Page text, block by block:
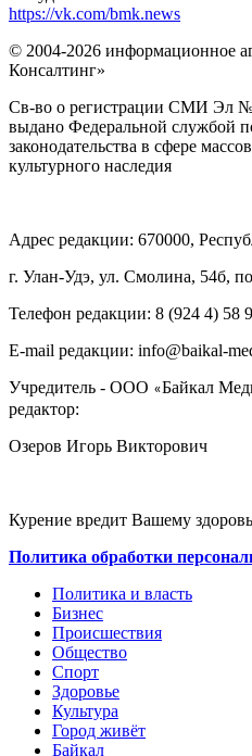
https://vk.com/bmk.news
© 2004-2026 информационное
Консалтинг»
Св-во о регистрации СМИ Эл №
выдано Федеральной службой
законодательства в сфере
культурного наследия
Адрес редакции: 670000,
г. Улан-Удэ, ул. Смолина, 54б,
Телефон редакции: ‎‎8 (924 4) 58
E-mail редакции: info@baikal-
Учредитель - ООО «Байкал
редактор:
Озеров Игорь Викторович
Курение вредит Вашему
Политика обработки
Политика и власть
Бизнес
Происшествия
Общество
Cпорт
Здоровье
Культура
Город живёт
Байкал